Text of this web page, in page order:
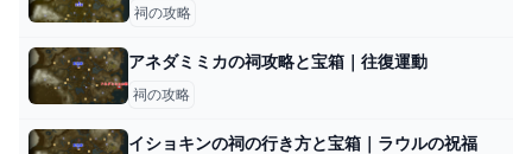
祠の攻略
アネダミミカの祠攻略と宝箱｜往復運動
祠の攻略
イショキンの祠の行き方と宝箱｜ラウルの祝福